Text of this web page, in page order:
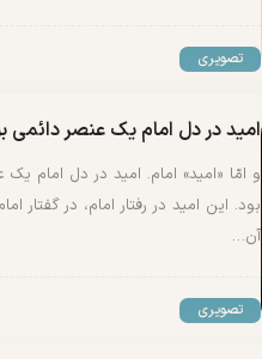
تصویری
امید در دل امام یک عنصر دائمی
و امّا «امید» امام. امید در دل امام
آن…
تصویری